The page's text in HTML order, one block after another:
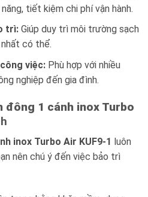
tiết kiệm chi phí vận hành.
trì:Giúp duy trì môi trường sạch
nhất có thể.
việc:Phù hợp với nhiều
nghiệp đến gia đình.
đông 1 cánh inox Turbo
inox Turbo Air KUF9-1 luôn
nên chú ý đến việc bảo trì